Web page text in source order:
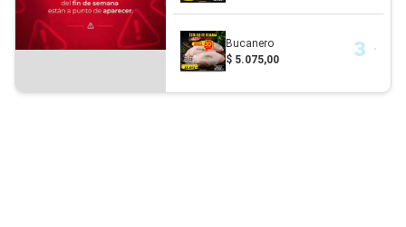
Bucanero
$ 5.075,00